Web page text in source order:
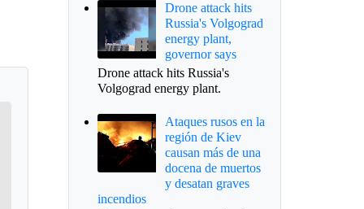
Drone attack hits
Russia's Volgograd
energy plant,
governor says
Drone attack hits Russia's
Volgograd energy plant.
Ataques rusos en la
región de Kiev
causan más de una
docena de muertos
y desatan graves
incendios